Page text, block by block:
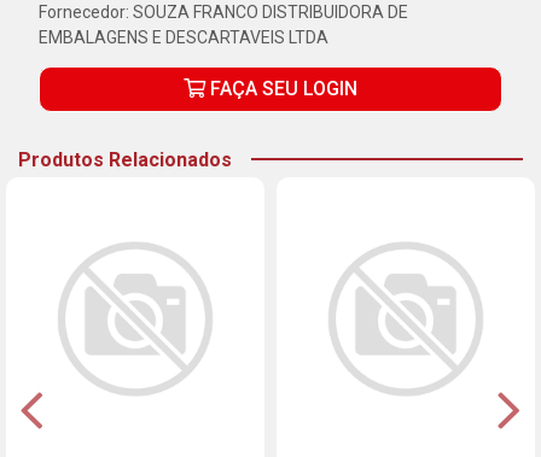
Fornecedor: SOUZA FRANCO DISTRIBUIDORA DE
EMBALAGENS E DESCARTAVEIS LTDA
FAÇA SEU LOGIN
Produtos Relacionados